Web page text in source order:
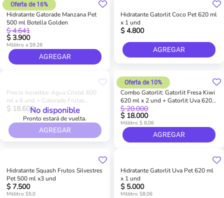
Hidratante Gatorade Manzana Pet
500 ml Botella Golden
Oferta de 16%
$ 4.641
$ 3.900
Mililitro a $9.28
AGREGAR
Hidratante Gatorlit Coco Pet 620 ml
x 1 und
$ 4.800
AGREGAR
Precio Increible: Agua Cristal 600
ml x 6 und + Gatorade Frutas
Tropicales 500 ml x 3
$ 18.600No disponible
Pronto estará de vuelta.
AGREGAR
Combo Gatorlit: Gatorlit Fresa Kiwi
620 ml x 2 und + Gatorlit Uva 620
ml x 1 und + Gatorlit Mora 620 ml x
1 und
$ 18.000
$ 20.000
Oferta de 10%
Mililitro $ 8,06
AGREGAR
Hidratante Squash Frutos Silvestres
Pet 500 ml x3 und
$ 7.500
Mililitro $5,0
Hidratante Gatorlit Uva Pet 620 ml
x 1 und
$ 5.000
Mililitro $8,06